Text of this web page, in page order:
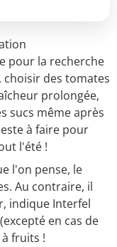
pour la recherche
des tomates
prolongée,
sucs même après
à faire pour
l'été !
l'on pense, le
Au contraire, il
indique Interfel
en cas de
fruits !